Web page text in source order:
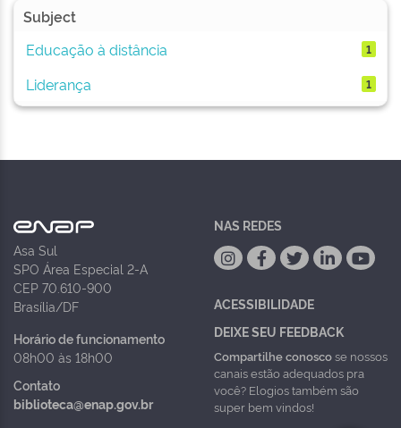
Subject
Educação à distância
1
Liderança 1
Asa Sul
SPO Área Especial 2-A
CEP 70.610-900
Brasília/DF
Horário de funcionamento
08h00 às 18h00
Contato
biblioteca@enap.gov.br
NAS REDES
ACESSIBILIDADE
DEIXE SEU FEEDBACK
Compartilhe conoscose nossos
canais estão adequados pra
você? Elogios também são
super bem vindos!